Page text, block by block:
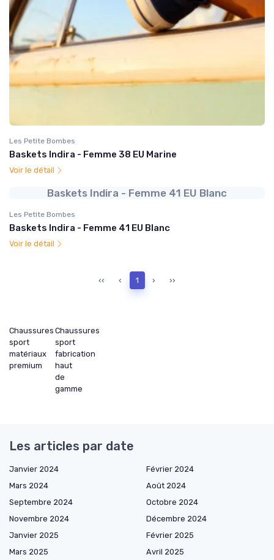
Les Petite Bombes
Baskets Indira - Femme 38 EU Marine
Voir le détail
Baskets Indira - Femme 41 EU Blanc
Les Petite Bombes
Baskets Indira - Femme 41 EU Blanc
Voir le détail
‹‹ ‹ 1 › ››
Chaussures
sport
matériaux
premium
Chaussures
sport
fabrication
haut
de
gamme
Les articles par date
Janvier 2024
Février 2024
Mars 2024
Août 2024
Septembre 2024
Octobre 2024
Novembre 2024
Décembre 2024
Janvier 2025
Février 2025
Mars 2025
Avril 2025